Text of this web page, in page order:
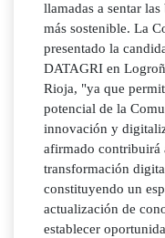
llamadas a sentar
más sostenible. La
presentado la
DATAGRI en
Rioja, "ya que
potencial de la
innovación y
afirmado contribuirá
transformación
constituyendo un
actualización de
establecer